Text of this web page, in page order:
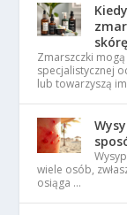
Zmarszczki
specjalistycznej
lub towarzyszą
wiele osób,
osiąga …